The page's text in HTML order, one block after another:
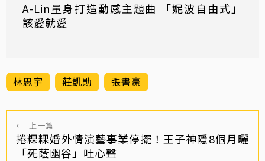
A-Lin量身打造動感主題曲 「妮波自由式」
該愛就愛
林思宇 莊凱勛 張書豪
← 上一篇
捲粿粿婚外情演藝事業停擺！王子神隱8個月曬
「死蔭幽谷」吐心聲